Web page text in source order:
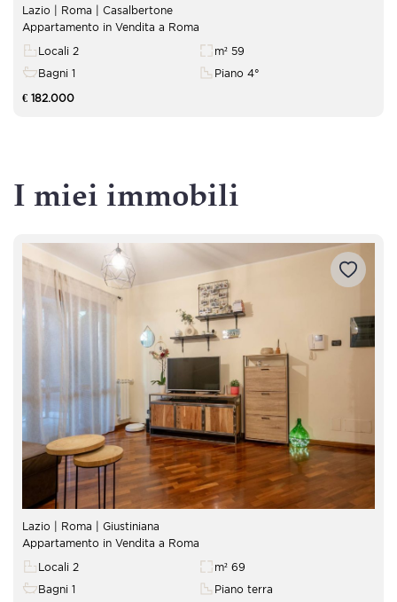
Lazio | Roma | Casalbertone
Appartamento in Vendita a Roma
Locali 2
m² 59
Bagni 1
Piano 4°
€ 182.000
I miei immobili
Lazio | Roma | Giustiniana
Appartamento in Vendita a Roma
Locali 2
m² 69
Bagni 1
Piano terra